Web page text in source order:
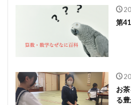
第
お
る